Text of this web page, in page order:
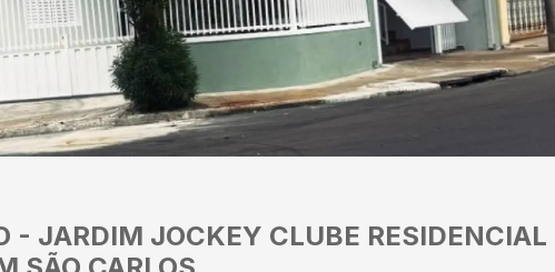
- JARDIM JOCKEY CLUBE RESIDENCIAL